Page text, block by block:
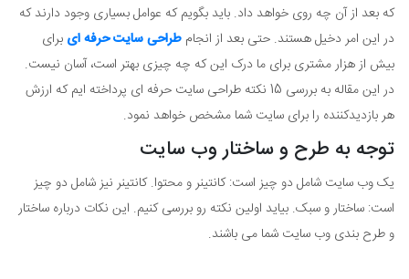
که بعد از آن چه روی خواهد داد. باید بگویم که عوامل بسیاری وجود دارند که
در این امر دخیل هستند. حتی بعد از انجام طراحی سایت حرفه ای برای
بیش از هزار مشتری برای ما درک این که چه چیزی بهتر است، آسان نیست.
در این مقاله به بررسی 15 نکته طراحی سایت حرفه ای پرداخته ایم که ارزش
هر بازدیدکننده را برای سایت شما مشخص خواهد نمود.
توجه به طرح و ساختار وب سایت
یک وب سایت شامل دو چیز است: کانتینر و محتوا. کانتینر نیز شامل دو چیز
است: ساختار و سبک. بیاید اولین نکته رو بررسی کنیم. این نکات درباره ساختار
و طرح بندی وب سایت شما می باشند.